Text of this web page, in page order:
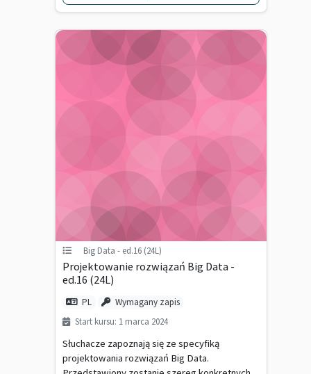
Big Data - ed.16 (24L)
Projektowanie rozwiązań Big Data -
ed.16 (24L)
PL Wymagany zapis
Start kursu: 1 marca 2024
Słuchacze zapoznają się ze specyfiką
projektowania rozwiązań Big Data.